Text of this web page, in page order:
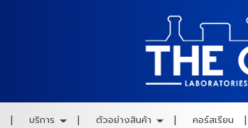
บริการ ตัวอย่างสินค้า คอร์สเรียน